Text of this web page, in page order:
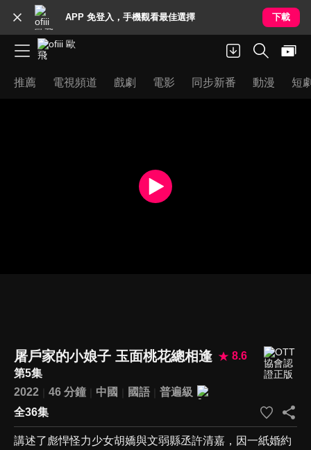
APP 免登入，手機觀看最佳選擇 下載
推薦 電視頻道 戲劇 電影 同步新番 動漫 短
屠戶家的小娘子 玉面桃花總相逢
8.6
第5集
2022
46 分鐘 中國 國語
普遍級
全36集
講述了彪悍怪力少女胡嬌與文弱縣丞許清嘉，因一紙婚約